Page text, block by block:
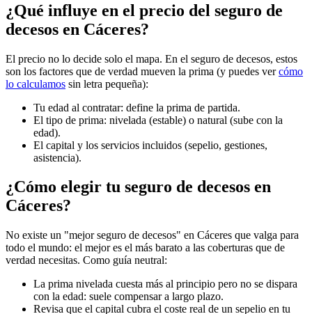
¿Qué influye en el precio del seguro de
decesos en Cáceres?
El precio no lo decide solo el mapa. En el seguro de decesos, estos
son los factores que de verdad mueven la prima (y puedes vercómo
lo calculamos sin letra pequeña):
Tu edad al contratar: define la prima de partida.
El tipo de prima: nivelada (estable) o natural (sube con la
edad).
El capital y los servicios incluidos (sepelio, gestiones,
asistencia).
¿Cómo elegir tu seguro de decesos en
Cáceres?
No existe un "mejor seguro de decesos" en Cáceres que valga para
todo el mundo: el mejor es el más barato a las coberturas que de
verdad necesitas. Como guía neutral:
La prima nivelada cuesta más al principio pero no se dispara
con la edad: suele compensar a largo plazo.
Revisa que el capital cubra el coste real de un sepelio en tu